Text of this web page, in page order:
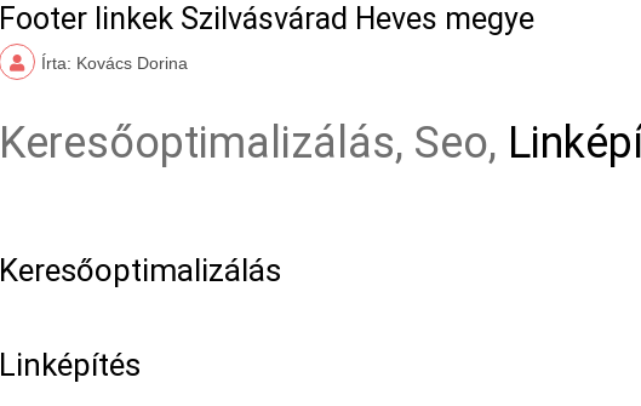
Footer linkek Szilvásvárad Heves megye
Írta: Kovács Dorina
Keresőoptimalizálás, Seo,
Keresőoptimalizálás
Linképítés